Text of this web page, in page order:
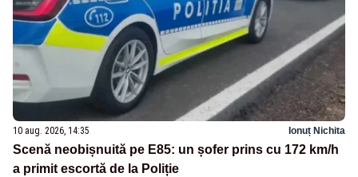
10 aug. 2026, 14:35 Ionuț Nichita
Scenă neobișnuită pe E85: un șofer prins cu 172 km/h
a primit escortă de la Poliție